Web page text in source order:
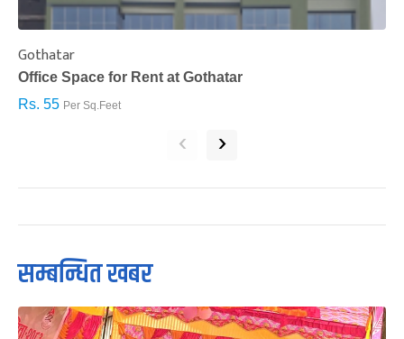
Gothatar
Office Space for Rent at Gothatar
Rs. 55 Per Sq.Feet
‹ ›
सम्बन्धित खबर